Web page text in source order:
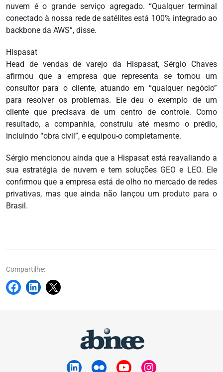
nuvem é o grande serviço agregado. “Qualquer terminal
conectado à nossa rede de satélites está 100% integrado ao
backbone da AWS”, disse.
Hispasat
Head de vendas de varejo da Hispasat, Sérgio Chaves
afirmou que a empresa que representa se tornou um
consultor para o cliente, atuando em “qualquer negócio”
para resolver os problemas. Ele deu o exemplo de um
cliente que precisava de um centro de controle. Como
resultado, a companhia, construiu até mesmo o prédio,
incluindo “obra civil”, e equipou-o completamente.
Sérgio mencionou ainda que a Hispasat está reavaliando a
sua estratégia de nuvem e tem soluções GEO e LEO. Ele
confirmou que a empresa está de olho no mercado de redes
privativas, mas que ainda não lançou um produto para o
Brasil.
Compartilhe: